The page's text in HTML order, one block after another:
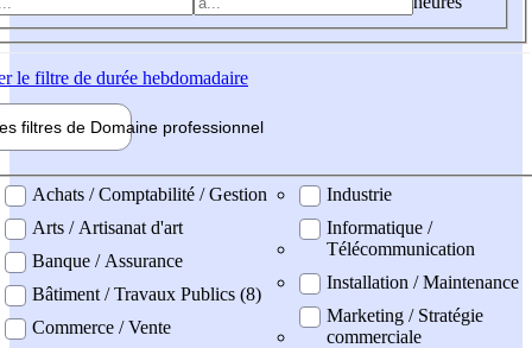
le filtre de durée hebdomadaire
filtres de Domaine professionnel
professionel
Achats / Comptabilité / Gestion
Arts / Artisanat d'art
Banque / Assurance
Bâtiment / Travaux Publics (8)
Commerce / Vente
Industrie
Informatique /
Télécommunication
Installation / Maintenance
Marketing / Stratégie
commerciale